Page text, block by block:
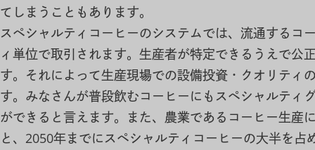
てしまうこともあります。
スペシャルティコーヒーのシステムでは、流通するコ
ィ単位で取引されます。生産者が特定できるうえで
す。それによって生産現場での設備投資・クオリティ
す。みなさんが普段飲むコーヒーにもスペシャルティ
ができると言えます。また、農業であるコーヒー生産
と、2050年までにスペシャルティコーヒーの大半を